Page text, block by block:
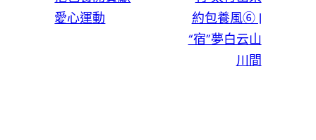
愛心運動
約包養風⑥ |
“宿”夢白云山
川間